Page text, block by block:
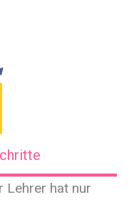
Lehrer hat nur